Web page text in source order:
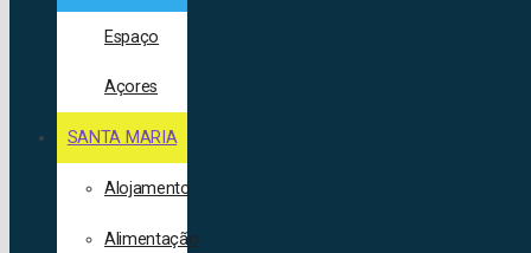
Espaço
Açores
SANTA MARIA
Alojamento
Alimentação